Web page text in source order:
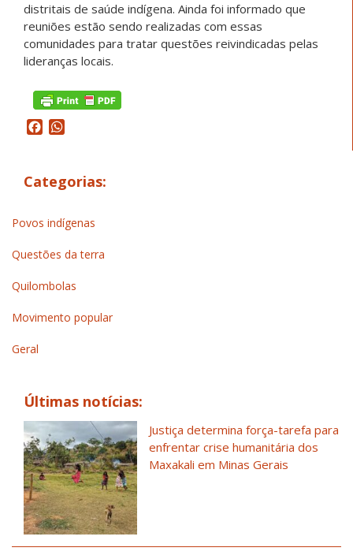
distritais de saúde indígena. Ainda foi informado que
reuniões estão sendo realizadas com essas
comunidades para tratar questões reivindicadas pelas
lideranças locais.
Facebook
Categorias:
Povos indígenas
Questões da terra
Quilombolas
Movimento popular
Geral
Últimas notícias:
Justiça determina força-tarefa para
enfrentar crise humanitária dos
Maxakali em Minas Gerais